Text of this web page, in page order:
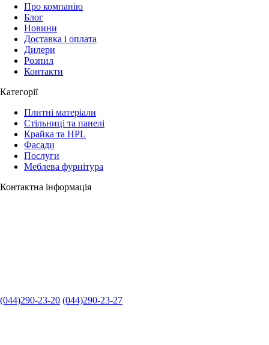
Про компанію
Блог
Новини
Доставка і оплата
Дилери
Розпил
Контакти
Категорії
Плитні матеріали
Стільниці та панелі
Крайка та HPL
Фасади
Послуги
Меблева фурнітура
Контактна інформація
(044)290-23-20 (044)290-23-27